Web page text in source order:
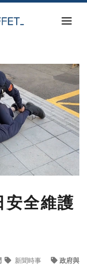
安全維護
新聞時事 政府與